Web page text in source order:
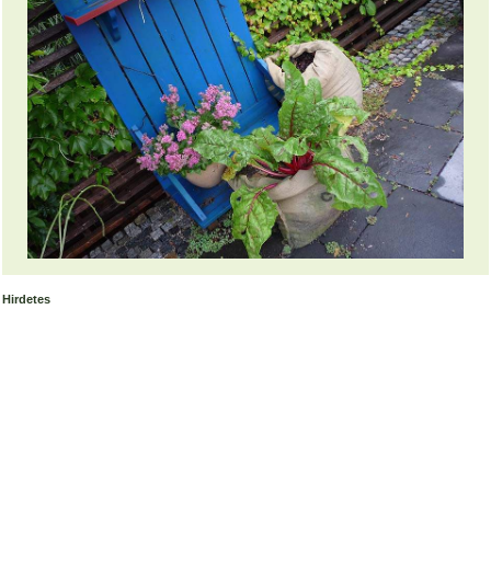
Hirdetes